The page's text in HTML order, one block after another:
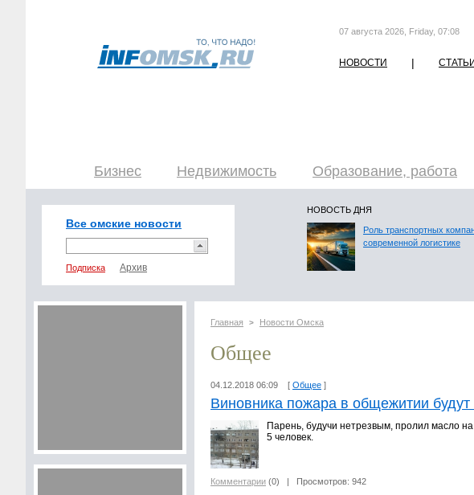
07 августа 2026, Friday, 07:08
НОВОСТИ | СТАТЬИ
Бизнес Недвижимость Образование, работа
Все омские новости
Подписка
НОВОСТЬ ДНЯ
Роль транспортных
современной логистике
Главная > Новости Омска
Общее
04.12.2018 06:09 [ Общее ]
Виновника пожара в общежитии будут
Парень, будучи нетрезвым, пролил масло
5 человек.
Комментарии (0) | Просмотров: 942